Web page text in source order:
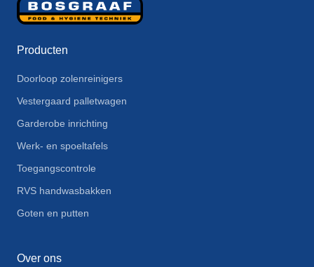
Producten
Doorloop zolenreinigers
Vestergaard palletwagen
Garderobe inrichting
Werk- en spoeltafels
Toegangscontrole
RVS handwasbakken
Goten en putten
Over ons